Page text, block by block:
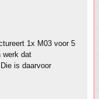
1x M03 voor 5
werk dat
is daarvoor